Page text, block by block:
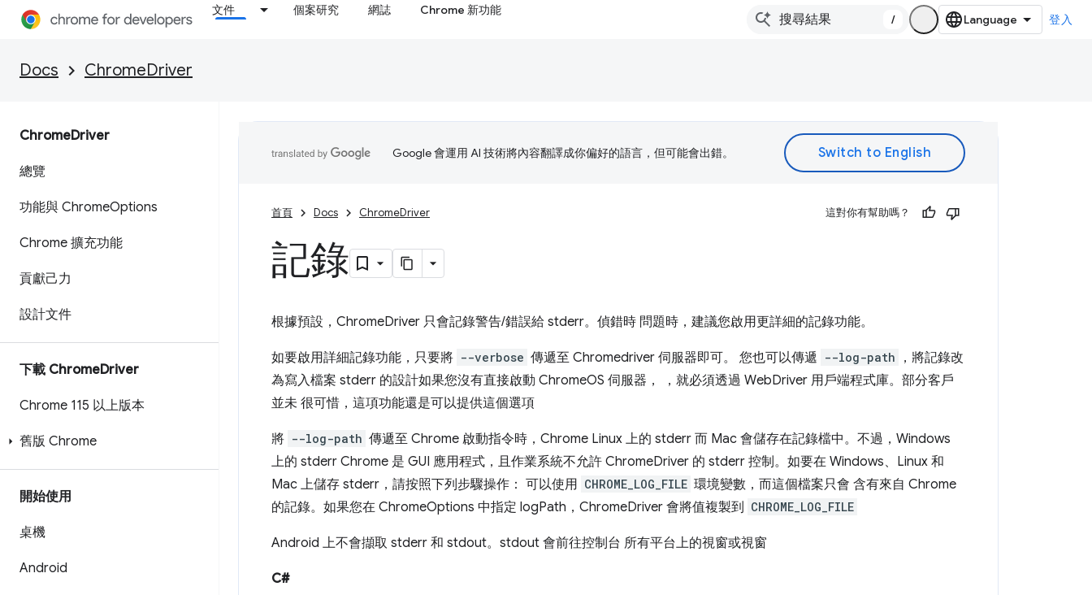
文件 個案研究 網誌 Chrome 新功能
/ 登入
Docs ChromeDriver
ChromeDriver
總覽
功能與 ChromeOptions
Chrome 擴充功能
貢獻己力
設計文件
下載 ChromeDriver
Chrome 115 以上版本
舊版 Chrome
開始使用
桌機
Android
Google 會運用 AI 技術將內容翻譯成你偏好的語言，但可能會出錯。
首頁 Docs ChromeDriver 這對你有幫助嗎？
記錄
根據預設，ChromeDriver 只會記錄警告/錯誤給 stderr。偵錯時 問題時，建議您啟用更詳細的記錄功能。
如要啟用詳細記錄功能，只要將 --verbose 傳遞至 Chromedriver 伺服器即可。 您也可以傳遞 --log-path
，將記錄改
為寫入檔案 stderr 的設計如果您沒有直接啟動 ChromeOS 伺服器， ，就必須透過 WebDriver 用戶端程式庫。部分客戶
並未 很可惜，這項功能還是可以提供這個選項
將 --log-path 傳遞至 Chrome 啟動指令時，Chrome Linux 上的 stderr 而 Mac 會儲存在記錄檔中。不過，Windows
上的 stderr Chrome 是 GUI 應用程式，且作業系統不允許 ChromeDriver 的 stderr 控制。如要在 Windows、Linux 和
Mac 上儲存 stderr，請按照下列步驟操作： 可以使用 CHROME_LOG_FILE 環境變數，而這個檔案只會 含有來自 Chrome
的記錄。如果您在 ChromeOptions 中指定 logPath，ChromeDriver 會將值複製到 CHROME_LOG_FILE
Android 上不會擷取 stderr 和 stdout。stdout 會前往控制台 所有平台上的視窗或視窗
C#